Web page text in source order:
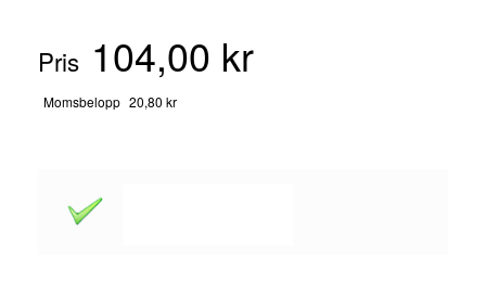
Pris 104,00 kr
Momsbelopp 20,80 kr